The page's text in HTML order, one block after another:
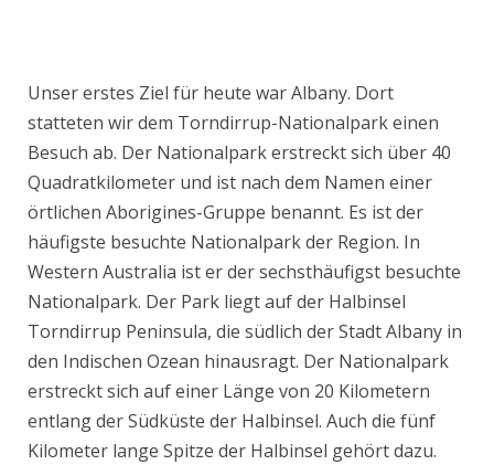
Unser erstes Ziel für heute war Albany. Dort
statteten wir dem Torndirrup-Nationalpark einen
Besuch ab. Der Nationalpark erstreckt sich über 40
Quadratkilometer und ist nach dem Namen einer
örtlichen Aborigines-Gruppe benannt. Es ist der
häufigste besuchte Nationalpark der Region. In
Western Australia ist er der sechsthäufigst besuchte
Nationalpark. Der Park liegt auf der Halbinsel
Torndirrup Peninsula, die südlich der Stadt Albany in
den Indischen Ozean hinausragt. Der Nationalpark
erstreckt sich auf einer Länge von 20 Kilometern
entlang der Südküste der Halbinsel. Auch die fünf
Kilometer lange Spitze der Halbinsel gehört dazu.